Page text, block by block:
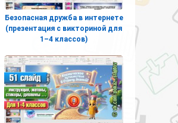
Безопасная дружба в интернете
(презентация с викториной для
1–4 классов)